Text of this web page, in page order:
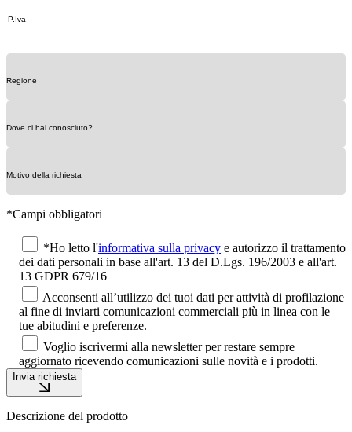
*Campi obbligatori
*Ho letto l'informativa sulla privacy e autorizzo il trattamento
dei dati personali in base all'art. 13 del D.Lgs. 196/2003 e all'art.
13 GDPR 679/16
Acconsenti all’utilizzo dei tuoi dati per attività di profilazione
al fine di inviarti comunicazioni commerciali più in linea con le
tue abitudini e preferenze.
Voglio iscrivermi alla newsletter per restare sempre
aggiornato ricevendo comunicazioni sulle novità e i prodotti.
Invia richiesta
Descrizione del prodotto